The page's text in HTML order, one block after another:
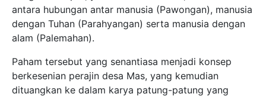
antara hubungan antar manusia (Pawongan), manusia
dengan Tuhan (Parahyangan) serta manusia dengan
alam (Palemahan).
Paham tersebut yang senantiasa menjadi konsep
berkesenian perajin desa Mas, yang kemudian
dituangkan ke dalam karya patung-patung yang